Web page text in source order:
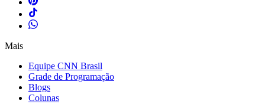
Mais
Equipe CNN Brasil
Grade de Programação
Blogs
Colunas